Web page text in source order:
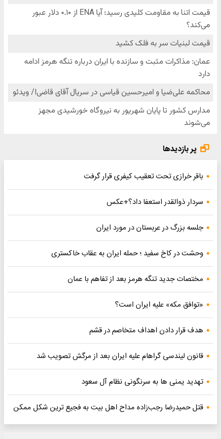
پر بازدیدها
باقر خرازی تحت تعقیب کیفری قرار گرفت
سردار ذوالقدر استعفا داد؟+عکس
جلسه بزرگ در عربستان در مورد ایران
وحشت در کاخ سفید ؛ حمله ایران به عقاب خاکستری
مختصات جدید تنگه هرمز بعد از تفاهم با عمان
«توافق مکه» علیه ایران است؟
هدف قرار دادن اهداف متخاصم در قشم
قانون لیندسی گراهام علیه ایران بعد از مرگش تصویب شد
تهدید یمنی ها به سرنگونی نظام آل سعود
قتل حمیدرضا رجب‌زاده مداح اهل بیت به فجیع ترین شکل ممکن